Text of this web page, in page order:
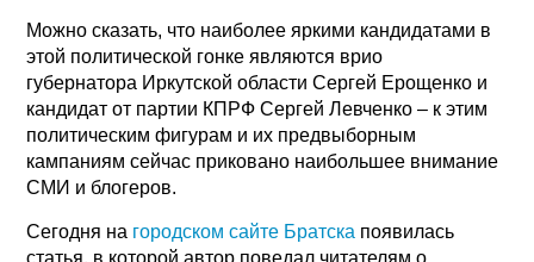
Можно сказать, что наиболее яркими кандидатами в
этой политической гонке являются врио
губернатора Иркутской области Сергей Ерощенко и
кандидат от партии КПРФ Сергей Левченко – к этим
политическим фигурам и их предвыборным
кампаниям сейчас приковано наибольшее внимание
СМИ и блогеров.
Сегодня на городском сайте Братска появилась
статья, в которой автор поведал читателям о